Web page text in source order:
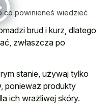
co powinieneś wiedzieć
brud i kurz, dlatego
zwłaszcza po
stanie, używaj tylko
ponieważ produkty
ich wrażliwej skóry.